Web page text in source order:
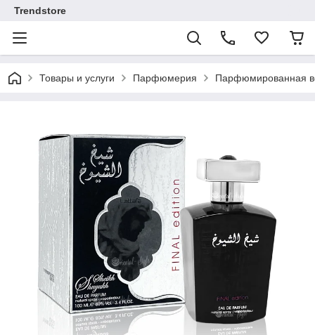
Trendstore
Товары и услуги Парфюмерия Парфюмированная